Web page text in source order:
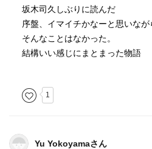
坂木司久しぶりに読んだ
序盤、イマイチかなーと思いな
そんなことはなかった。
結構いい感じにまとまった物語
1
Yu Yokoyamaさん